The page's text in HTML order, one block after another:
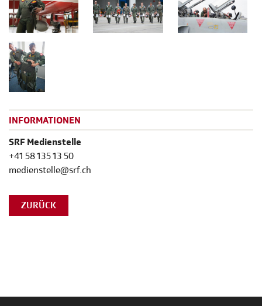
INFORMATIONEN
SRF Medienstelle
+41 58 135 13 50
medienstelle@srf.ch
ZURÜCK